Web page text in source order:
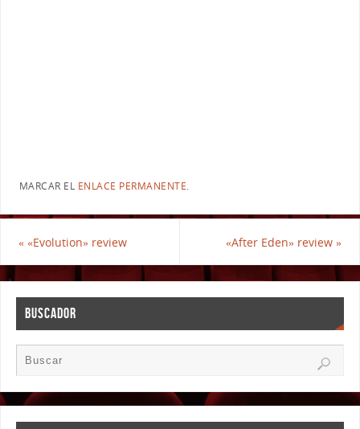
MARCAR EL ENLACE PERMANENTE.
««Evolution» review «After Eden» review»
BUSCADOR